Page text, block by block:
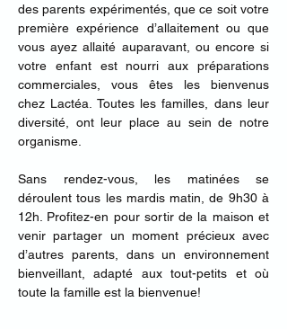
des parents expérimentés, que ce soit votre
première expérience d’allaitement ou que
vous ayez allaité auparavant, ou encore si
votre enfant est nourri aux préparations
commerciales, vous êtes les bienvenus
chez Lactéa. Toutes les familles, dans leur
diversité, ont leur place au sein de notre
organisme.
Sans rendez-vous, les matinées se
déroulent tous les mardis matin, de 9h30 à
12h.​ Profitez-en pour sortir de la maison et
venir partager un moment précieux avec
d’autres parents, dans un environnement
bienveillant, adapté aux tout-petits et où
toute la famille est la bienvenue!